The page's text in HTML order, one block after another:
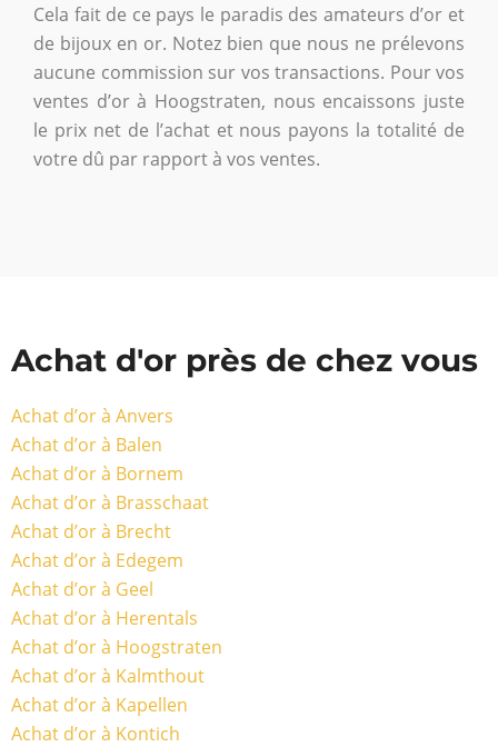
Cela fait de ce pays le paradis des amateurs d’or et
de bijoux en or. Notez bien que nous ne prélevons
aucune commission sur vos transactions. Pour vos
ventes d’or à Hoogstraten, nous encaissons juste
le prix net de l’achat et nous payons la totalité de
votre dû par rapport à vos ventes.
Achat d'or près de chez vous
Achat d’or à Anvers
Achat d’or à Balen
Achat d’or à Bornem
Achat d’or à Brasschaat
Achat d’or à Brecht
Achat d’or à Edegem
Achat d’or à Geel
Achat d’or à Herentals
Achat d’or à Hoogstraten
Achat d’or à Kalmthout
Achat d’or à Kapellen
Achat d’or à Kontich